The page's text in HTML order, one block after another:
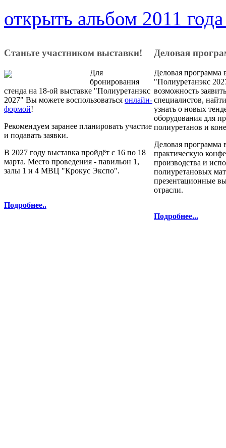
открыть альбом 2011
Станьте участником выставки!
Для
бронирования
стенда на 18-ой выставке "Полиуретанэкс
2027" Вы можете воспользоваться онлайн-
формой!
Рекомендуем заранее планировать участие
и подавать заявки.
В 2027 году выставка пройдёт с 16 по 18
марта. Место проведения - павильон 1,
залы 1 и 4 МВЦ "Крокус Экспо".
Подробнее..
Деловая
Деловая программа
"Полиуретанэкс
возможность
специалистов,
узнать о новых
оборудования для
полиуретанов и
Деловая программа
практическую
производства и
полиуретановых
презентационные
отрасли.
Подробнее...